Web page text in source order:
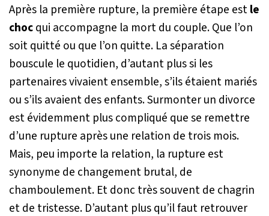
Après la première rupture, la première étape estle
chocqui accompagne la mort du couple. Que l’on
soit quitté ou que l’on quitte. La séparation
bouscule le quotidien, d’autant plus si les
partenaires vivaient ensemble, s’ils étaient mariés
ou s’ils avaient des enfants. Surmonter un divorce
est évidemment plus compliqué que se remettre
d’une rupture après une relation de trois mois.
Mais, peu importe la relation, la rupture est
synonyme de changement brutal, de
chamboulement. Et donc très souvent de chagrin
et de tristesse. D’autant plus qu’il faut retrouver